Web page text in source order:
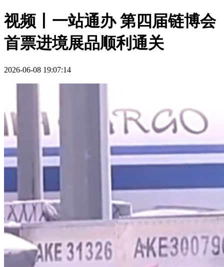
视频丨一站通办 第四届链博会
首票进境展品顺利通关
2026-06-08 19:07:14